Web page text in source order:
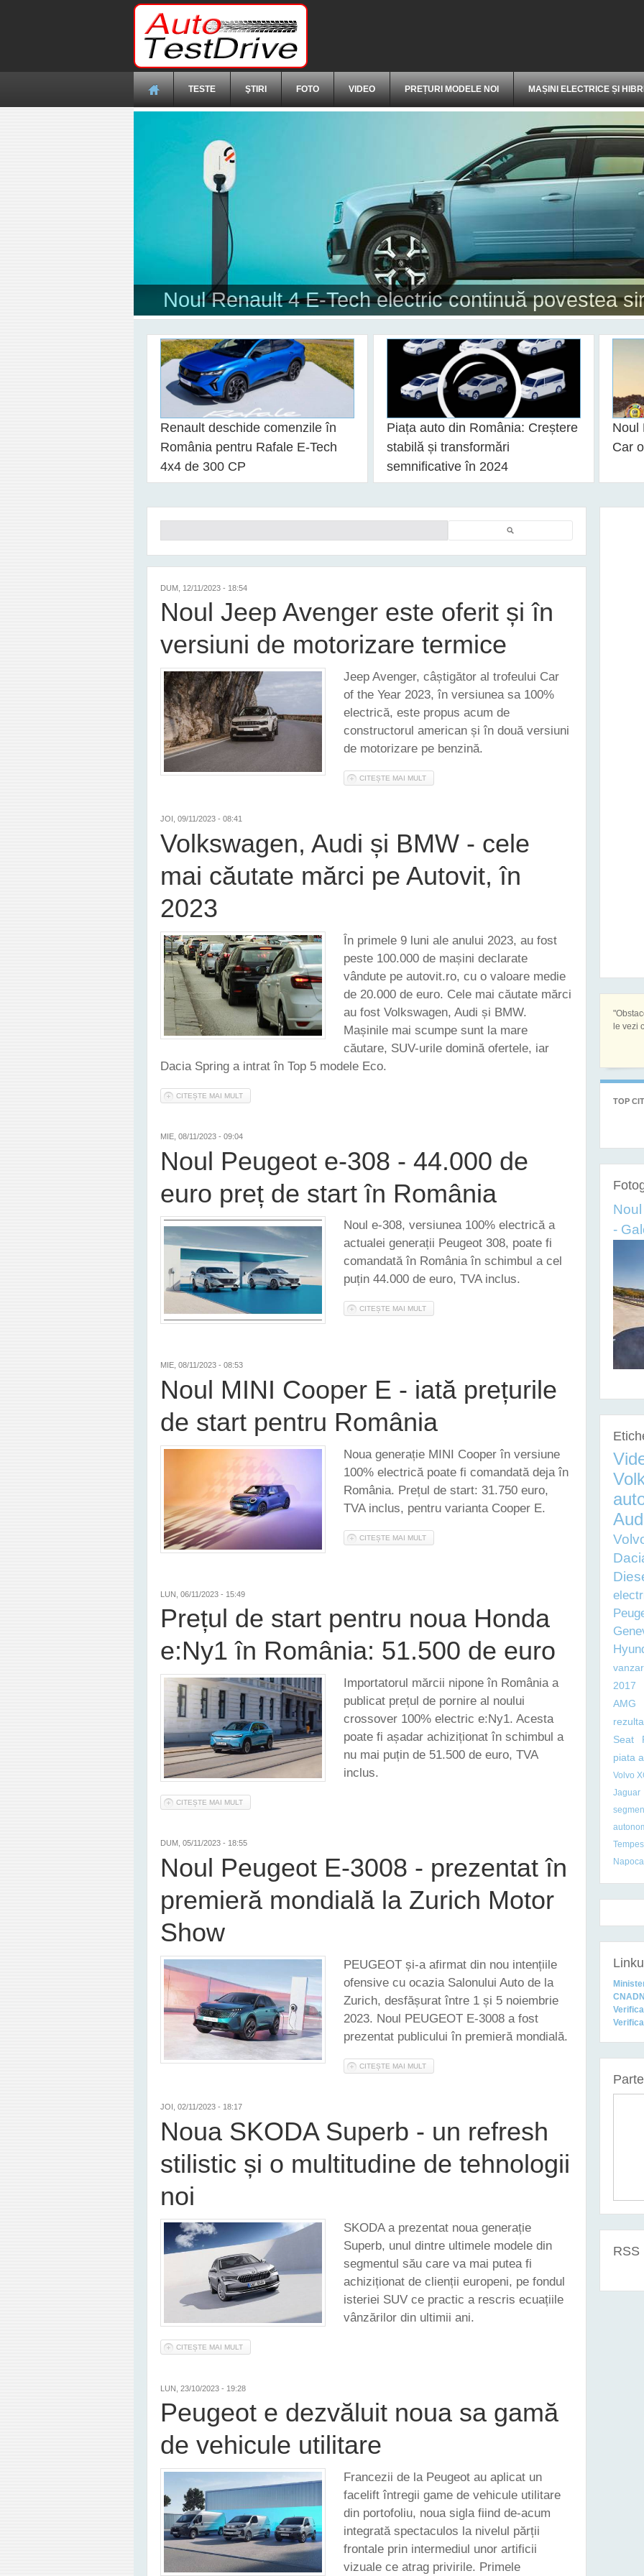
TESTE ŞTIRI FOTO VIDEO PREȚURI MODELE NOI MAȘINI ELECTRICE ȘI
Dacia a dezvăluit noul Duster - ajuns acum la cea
Renault deschide comenzile în
România pentru Rafale E-Tech
4x4 de 300 CP
Piața auto din România: Creștere
stabilă și transformări
semnificative în 2024
Noul
Car
DUM, 12/11/2023 - 18:54
Noul Jeep Avenger este oferit și în
versiuni de motorizare termice
Jeep Avenger, câștigător al trofeului Car
of the Year 2023, în versiunea sa 100%
electrică, este propus acum de
constructorul american și în două versiuni
de motorizare pe benzină.
CITEȘTE MAI MULT
JOI, 09/11/2023 - 08:41
Volkswagen, Audi și BMW - cele
mai căutate mărci pe Autovit, în
2023
În primele 9 luni ale anului 2023, au fost
peste 100.000 de mașini declarate
vândute pe autovit.ro, cu o valoare medie
de 20.000 de euro. Cele mai căutate mărci
au fost Volkswagen, Audi și BMW.
Mașinile mai scumpe sunt la mare
căutare, SUV-urile domină ofertele, iar
Dacia Spring a intrat în Top 5 modele Eco.
CITEȘTE MAI MULT
MIE, 08/11/2023 - 09:04
Noul Peugeot e-308 - 44.000 de
euro preț de start în România
Noul e-308, versiunea 100% electrică a
actualei generații Peugeot 308, poate fi
comandată în România în schimbul a cel
puțin 44.000 de euro, TVA inclus.
CITEȘTE MAI MULT DESPRE NOUL PEUGEOT E-308 - 44.000 DE EURO PREȚ DE
MIE, 08/11/2023 - 08:53
Noul MINI Cooper E - iată prețurile
de start pentru România
Noua generație MINI Cooper în versiune
100% electrică poate fi comandată deja în
România. Prețul de start: 31.750 euro,
TVA inclus, pentru varianta Cooper E.
CITEȘTE MAI MULT DESPRE NOUL MINI COOPER E - IATĂ PREȚURILE DE START
LUN, 06/11/2023 - 15:49
Prețul de start pentru noua Honda
e:Ny1 în România: 51.500 de euro
Importatorul mărcii nipone în România a
publicat prețul de pornire al noului
crossover 100% electric e:Ny1. Acesta
poate fi așadar achiziționat în schimbul a
nu mai puțin de 51.500 de euro, TVA
inclus.
CITEȘTE MAI MULT
DUM, 05/11/2023 - 18:55
Noul Peugeot E-3008 - prezentat în
premieră mondială la Zurich Motor
Show
PEUGEOT și-a afirmat din nou intențiile
ofensive cu ocazia Salonului Auto de la
Zurich, desfășurat între 1 și 5 noiembrie
2023. Noul PEUGEOT E-3008 a fost
prezentat publicului în premieră mondială.
CITEȘTE MAI MULT
JOI, 02/11/2023 - 18:17
Noua SKODA Superb - un refresh
stilistic și o multitudine de tehnologii
noi
SKODA a prezentat noua generație
Superb, unul dintre ultimele modele din
segmentul său care va mai putea fi
achiziționat de clienții europeni, pe fondul
isteriei SUV ce practic a rescris ecuațiile
vânzărilor din ultimii ani.
CITEȘTE MAI MULT
LUN, 23/10/2023 - 19:28
Peugeot e dezvăluit noua sa gamă
de vehicule utilitare
Francezii de la Peugeot au aplicat un
facelift întregii game de vehicule utilitare
din portofoliu, noua sigla fiind de-acum
integrată spectaculos la nivelul părții
frontale prin intermediul unor artificii
vizuale ce atrag privirile. Primele
le vezi
TOP
-
2017
AMG
Seat
piata
Volvo
Jaguar
RSS